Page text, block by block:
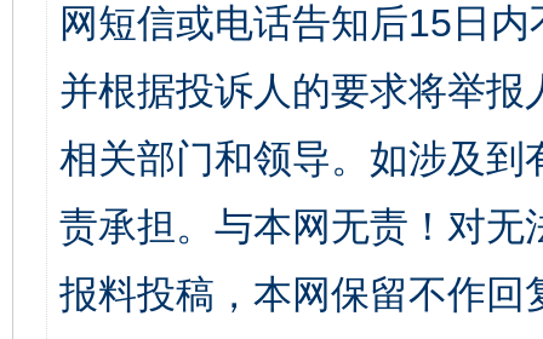
网短信或电话告知后15日
并根据投诉人的要求将举
相关部门和领导。如涉及
责承担。与本网无责！对
报料投稿，本网保留不作